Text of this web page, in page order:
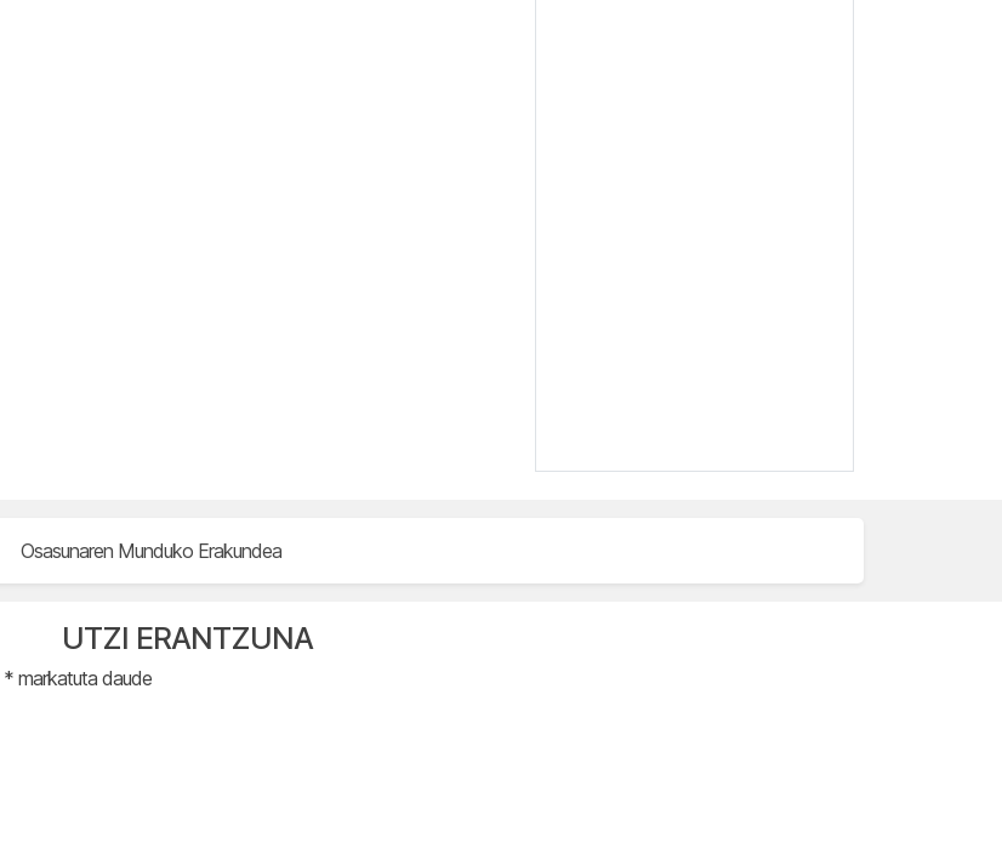
Osasunaren Munduko Erakundea
UTZI ERANTZUNA
* markatuta daude